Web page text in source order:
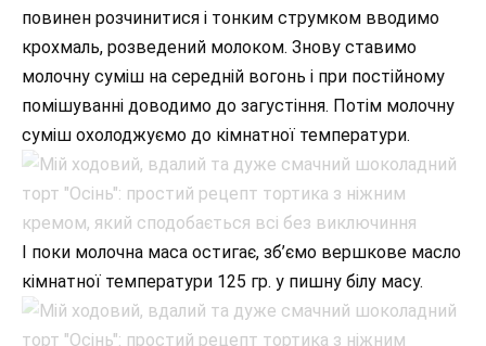
повинен розчинитися і тонким струмком вводимо
крохмаль, розведений молоком. Знову ставимо
молочну суміш на середній вогонь і при постійному
помішуванні доводимо до загустіння. Потім молочну
суміш охолоджуємо до кімнатної температури.
І поки молочна маса остигає, зб’ємо вершкове масло
кімнатної температури 125 гр. у пишну білу масу.